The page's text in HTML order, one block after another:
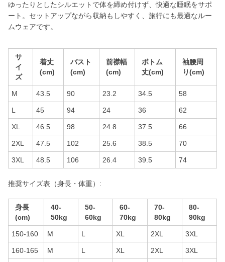
ゆったりとしたシルエットで体を締め付けず、快適な睡眠をサポ
ート。セットアップながら収納もしやすく、旅行にも最適なルー
ムウェアです。
サ
イ
ズ
着丈
(cm)
バスト
(cm)
前襟幅
(cm)
ボトム
丈(cm)
袖腰周
り(cm)
M 43.5 90 23.2 34.5 58
L 45 94 24 36 62
XL 46.5 98 24.8 37.5 66
2XL 47.5 102 25.6 38.5 70
3XL 48.5 106 26.4 39.5 74
推奨サイズ表（身長・体重）:
身長
(cm)
40-
50kg
50-
60kg
60-
70kg
70-
80kg
80-
90kg
150-160 M L XL 2XL 3XL
160-165 M L XL 2XL 3XL